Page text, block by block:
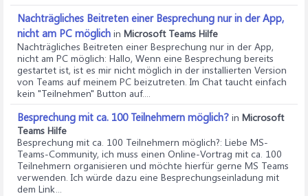
Nachträgliches Beitreten einer Besprechung nur in der App,
nicht am PC möglich in Microsoft Teams Hilfe
Nachträgliches Beitreten einer Besprechung nur in der App,
nicht am PC möglich: Hallo, Wenn eine Besprechung bereits
gestartet ist, ist es mir nicht möglich in der installierten Version
von Teams auf meinem PC beizutreten. Im Chat taucht einfach
kein "Teilnehmen" Button auf....
Besprechung mit ca. 100 Teilnehmern möglich? in Microsoft
Teams Hilfe
Besprechung mit ca. 100 Teilnehmern möglich?: Liebe MS-
Teams-Community, ich muss einen Online-Vortrag mit ca. 100
Teilnehmern organisieren und möchte hierfür gerne MS Teams
verwenden. Ich würde dazu eine Besprechungseinladung mit
dem Link...